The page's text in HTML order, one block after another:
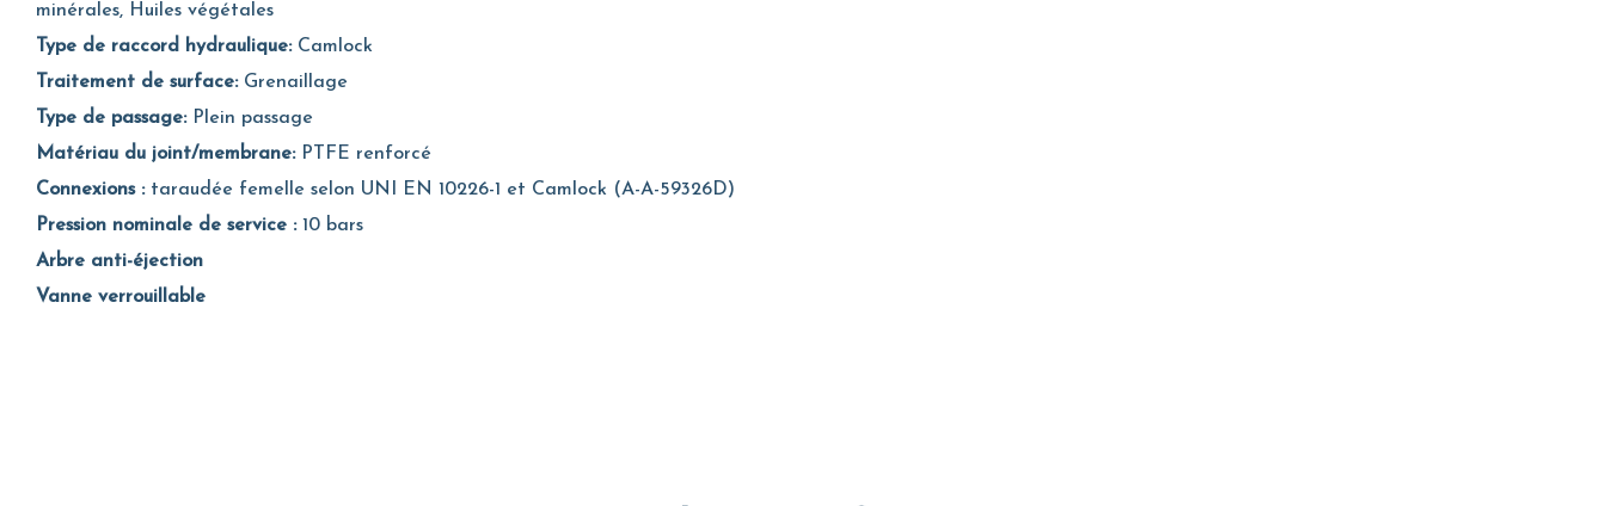
minérales, Huiles végétales
Type de raccord hydraulique: Camlock
Traitement de surface: Grenaillage
Type de passage: Plein passage
Matériau du joint/membrane: PTFE renforcé
Connexions :taraudée femelle selon UNI EN 10226-1 et Camlock (A-A-59326D)
Pression nominale de service : 10 bars
Arbre anti-éjection
Vanne verrouillable